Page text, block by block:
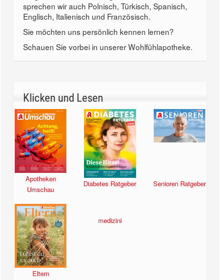
sprechen wir auch Polnisch, Türkisch, Spanisch,
Englisch, Italienisch und Französisch.
Sie möchten uns persönlich kennen lernen?
Schauen Sie vorbei in unserer Wohlfühlapotheke.
Klicken und Lesen
Apotheken
Umschau
Diabetes Ratgeber Senioren Ratgeber
Eltern